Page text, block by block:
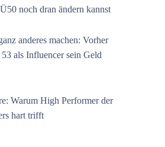
noch dran ändern kannst
anderes machen: Vorher
als Influencer sein Geld
Warum High Performer der
hart trifft